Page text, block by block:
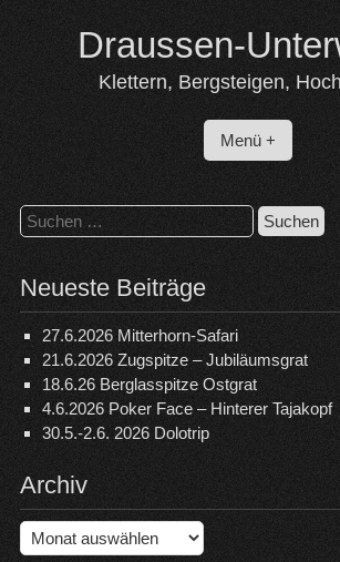
content
Draussen-
Klettern, Bergsteigen,
Menü +
Suchen
nach:
Neueste Beiträge
27.6.2026 Mitterhorn-Safari
21.6.2026 Zugspitze – Jubiläumsgrat
18.6.26 Berglasspitze Ostgrat
4.6.2026 Poker Face – Hinterer Tajakopf
30.5.-2.6. 2026 Dolotrip
Archiv
Archiv